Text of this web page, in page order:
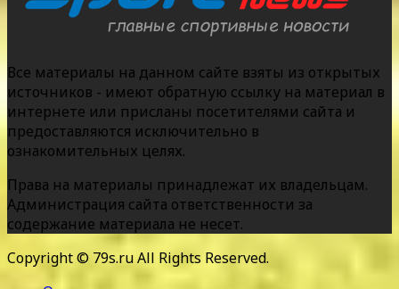
Все материалы на данном сайте взяты из открытых
источников - имеют обратную ссылку на материал в
интернете или присланы посетителями сайта и
предоставляются исключительно в
ознакомительных целях.
Права на материалы принадлежат их владельцам.
Администрация сайта ответственности за
содержание материала не несет.
Copyright © 79s.ru All Rights Reserved.